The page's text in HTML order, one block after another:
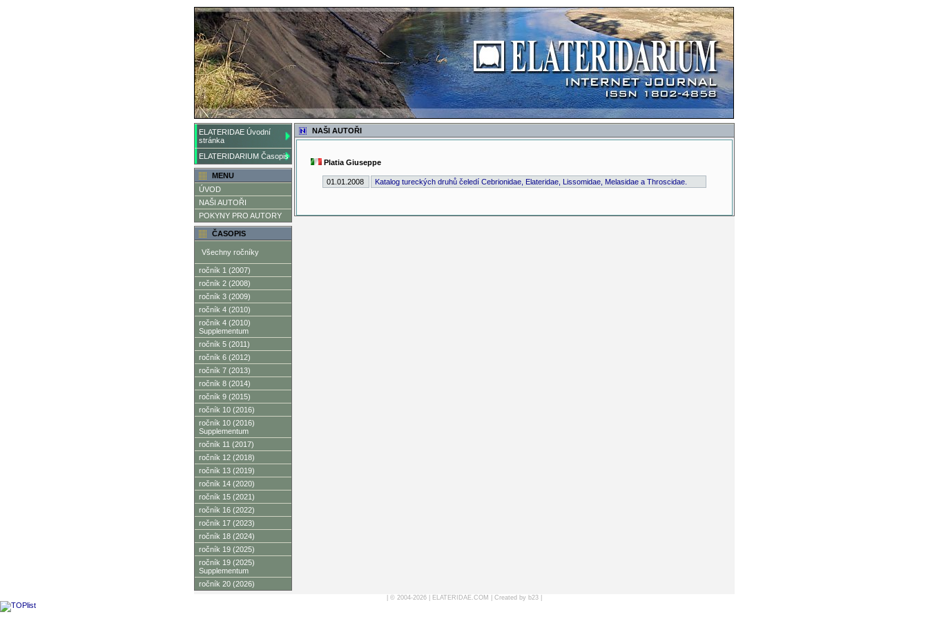
ELATERIDAE Úvodní
stránka
ELATERIDARIUM Časopis
MENU
ÚVOD
NAŠI AUTOŘI
POKYNY PRO AUTORY
ČASOPIS
Všechny ročníky
ročník 1 (2007)
ročník 2 (2008)
ročník 3 (2009)
ročník 4 (2010)
ročník 4 (2010)
Supplementum
ročník 5 (2011)
ročník 6 (2012)
ročník 7 (2013)
ročník 8 (2014)
ročník 9 (2015)
ročník 10 (2016)
ročník 10 (2016)
Supplementum
ročník 11 (2017)
ročník 12 (2018)
ročník 13 (2019)
ročník 14 (2020)
ročník 15 (2021)
ročník 16 (2022)
ročník 17 (2023)
ročník 18 (2024)
ročník 19 (2025)
ročník 19 (2025)
Supplementum
ročník 20 (2026)
NAŠI AUTOŘI
Platia Giuseppe
01.01.2008 Katalog tureckých druhů čeledí Cebrionidae, Elateridae, Lissomidae, Melasidae a Throscidae.
| © 2004-2026 | ELATERIDAE.COM Created by b23|